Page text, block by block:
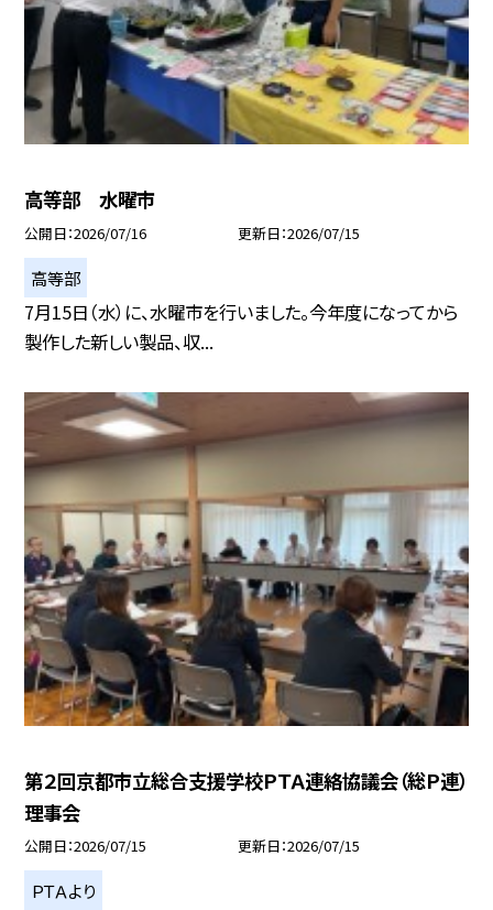
高等部 水曜市
公開日 2026/07/16 更新日 2026/07/15
高等部
7月15日（水）に、水曜市を行いました。今年度になってから
製作した新しい製品、収...
第２回京都市立総合支援学校ＰＴＡ連絡協議会（総Ｐ連）
理事会
公開日 2026/07/15 更新日 2026/07/15
ＰＴＡより